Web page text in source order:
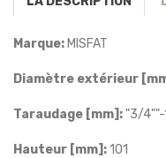
Marque: MISFAT
Diamètre extérieur
Taraudage [mm]:"3/4""-
Hauteur [mm]:101